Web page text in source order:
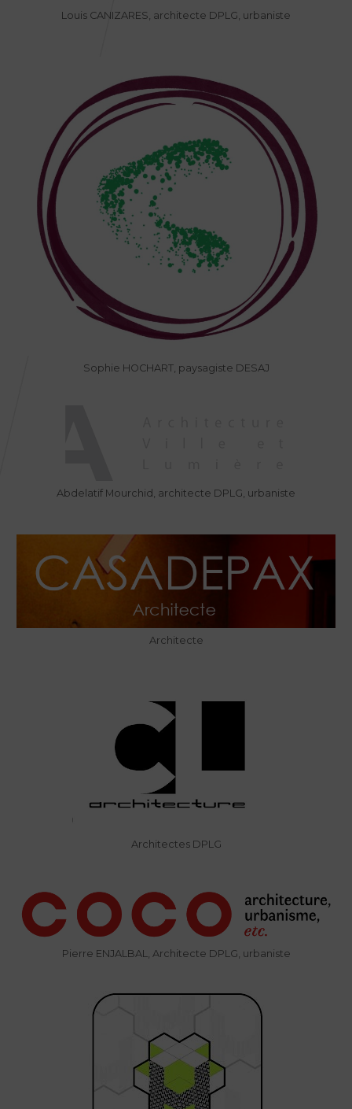
Louis CANIZARES, architecte DPLG, urbaniste
Sophie HOCHART, paysagiste DESAJ
Abdelatif Mourchid, architecte DPLG, urbaniste
Architecte
Architectes DPLG
Pierre ENJALBAL, Architecte DPLG, urbaniste